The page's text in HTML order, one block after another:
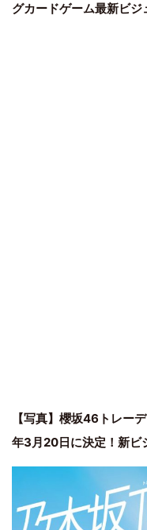
グカードゲーム最新ビジ
【写真】櫻坂46トレー
年3月20日に決定！新ビ